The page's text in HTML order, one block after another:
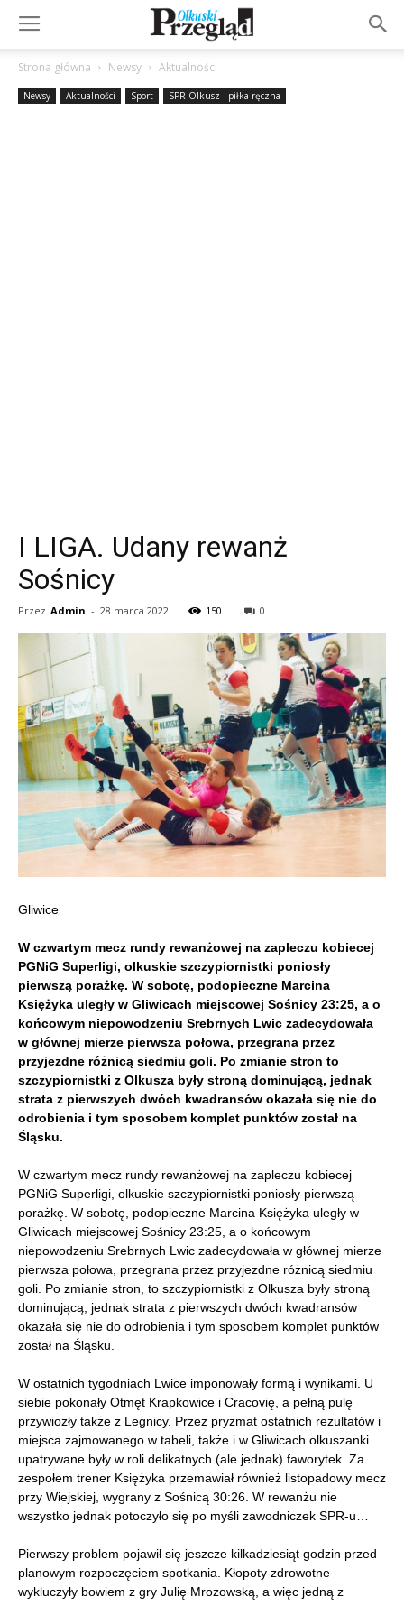
Strona główna Newsy Aktualności
Newsy Aktualności Sport SPR Olkusz - piłka ręczna
I LIGA. Udany rewanż
Sośnicy
Przez Admin - 28 marca 2022 150 0
Gliwice
W czwartym mecz rundy rewanżowej na zapleczu kobiecej
PGNiG Superligi, olkuskie szczypiornistki poniosły
pierwszą porażkę. W sobotę, podopieczne Marcina
Księżyka uległy w Gliwicach miejscowej Sośnicy 23:25, a o
końcowym niepowodzeniu Srebrnych Lwic zadecydowała
w głównej mierze pierwsza połowa, przegrana przez
przyjezdne różnicą siedmiu goli. Po zmianie stron to
szczypiornistki z Olkusza były stroną dominującą, jednak
strata z pierwszych dwóch kwadransów okazała się nie do
odrobienia i tym sposobem komplet punktów został na
Śląsku.
W czwartym mecz rundy rewanżowej na zapleczu kobiecej
PGNiG Superligi, olkuskie szczypiornistki poniosły pierwszą
porażkę. W sobotę, podopieczne Marcina Księżyka uległy w
Gliwicach miejscowej Sośnicy 23:25, a o końcowym
niepowodzeniu Srebrnych Lwic zadecydowała w głównej mierze
pierwsza połowa, przegrana przez przyjezdne różnicą siedmiu
goli. Po zmianie stron, to szczypiornistki z Olkusza były stroną
dominującą, jednak strata z pierwszych dwóch kwadransów
okazała się nie do odrobienia i tym sposobem komplet punktów
został na Śląsku.
W ostatnich tygodniach Lwice imponowały formą i wynikami. U
siebie pokonały Otmęt Krapkowice i Cracovię, a pełną pulę
przywiozły także z Legnicy. Przez pryzmat ostatnich rezultatów i
miejsca zajmowanego w tabeli, także i w Gliwicach olkuszanki
upatrywane były w roli delikatnych (ale jednak) faworytek. Za
zespołem trener Księżyka przemawiał również listopadowy mecz
przy Wiejskiej, wygrany z Sośnicą 30:26. W rewanżu nie
wszystko jednak potoczyło się po myśli zawodniczek SPR-u…
Pierwszy problem pojawił się jeszcze kilkadziesiąt godzin przed
planowym rozpoczęciem spotkania. Kłopoty zdrowotne
wykluczyły bowiem z gry Julię Mrozowską, a więc jedną z